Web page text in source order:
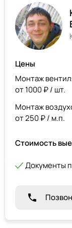
Цены
Монтаж
от 1000 ₽ / шт.
Монтаж
от 250 ₽ / м.п.
Стоимость
Документы